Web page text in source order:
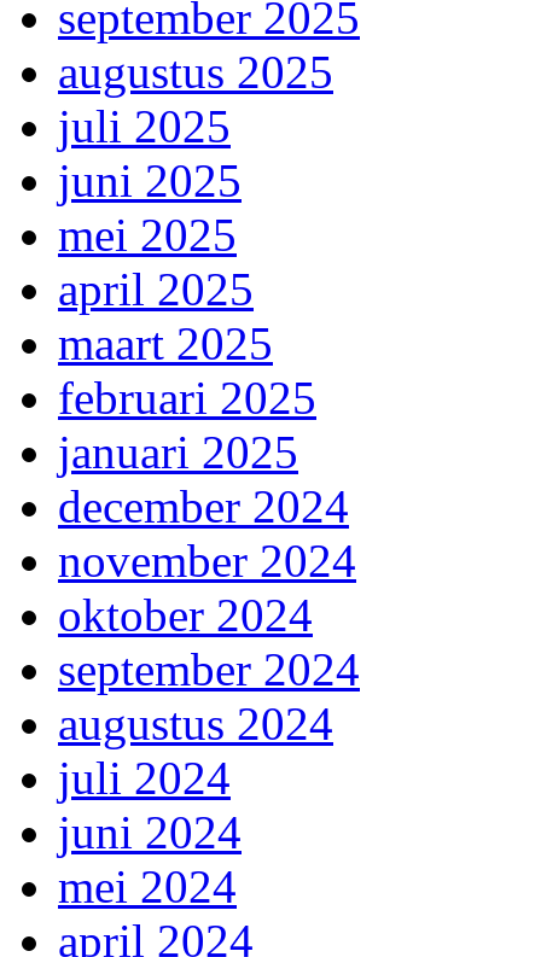
september 2025
augustus 2025
juli 2025
juni 2025
mei 2025
april 2025
maart 2025
februari 2025
januari 2025
december 2024
november 2024
oktober 2024
september 2024
augustus 2024
juli 2024
juni 2024
mei 2024
april 2024